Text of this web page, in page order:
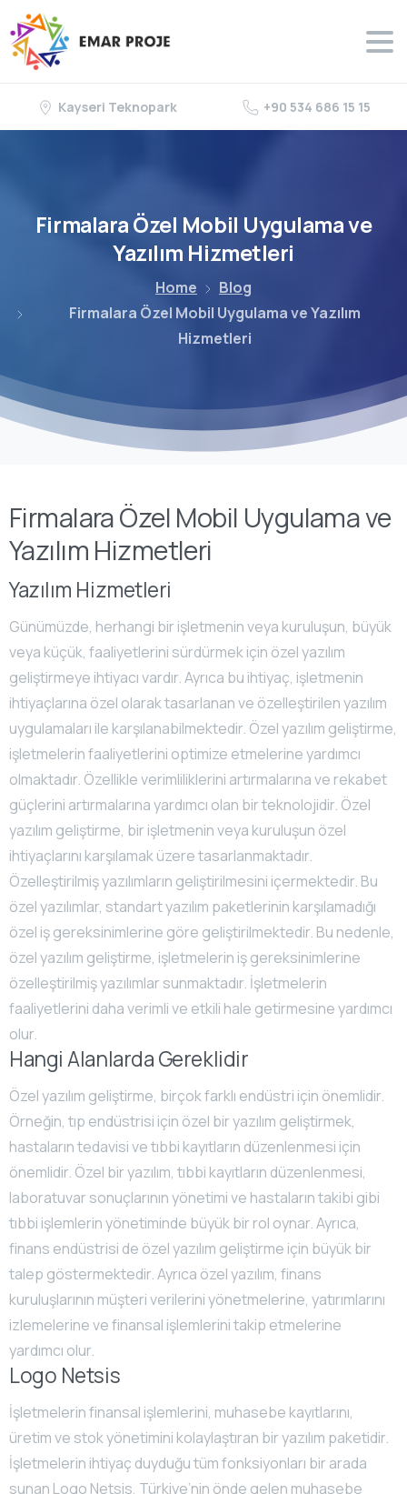
Kayseri Teknopark +90 534 686 15 15
FirmalaraÖzel Mobil Uygulamave
Yazılım Hizmetleri
Home
Blog
Firmalara Özel Mobil Uygulama ve Yazılım
Hizmetleri
Firmalara Özel Mobil Uygulama ve
Yazılım Hizmetleri
Yazılım Hizmetleri
Günümüzde, herhangi bir işletmenin veya kuruluşun, büyük
veya küçük, faaliyetlerini sürdürmek için özel yazılım
geliştirmeye ihtiyacı vardır. Ayrıca bu ihtiyaç, işletmenin
ihtiyaçlarına özel olarak tasarlanan ve özelleştirilen yazılım
uygulamaları ile karşılanabilmektedir. Özel yazılım geliştirme,
işletmelerin faaliyetlerini optimize etmelerine yardımcı
olmaktadır. Özellikle verimliliklerini artırmalarına ve rekabet
güçlerini artırmalarına yardımcı olan bir teknolojidir. Özel
yazılım geliştirme, bir işletmenin veya kuruluşun özel
ihtiyaçlarını karşılamak üzere tasarlanmaktadır.
Özelleştirilmiş yazılımların geliştirilmesini içermektedir. Bu
özel yazılımlar, standart yazılım paketlerinin karşılamadığı
özel iş gereksinimlerine göre geliştirilmektedir. Bu nedenle,
özel yazılım geliştirme, işletmelerin iş gereksinimlerine
özelleştirilmiş yazılımlar sunmaktadır. İşletmelerin
faaliyetlerini daha verimli ve etkili hale getirmesine yardımcı
olur.
Hangi Alanlarda Gereklidir
Özel yazılım geliştirme, birçok farklı endüstri için önemlidir.
Örneğin, tıp endüstrisi için özel bir yazılım geliştirmek,
hastaların tedavisi ve tıbbi kayıtların düzenlenmesi için
önemlidir. Özel bir yazılım, tıbbi kayıtların düzenlenmesi,
laboratuvar sonuçlarının yönetimi ve hastaların takibi gibi
tıbbi işlemlerin yönetiminde büyük bir rol oynar. Ayrıca,
finans endüstrisi de özel yazılım geliştirme için büyük bir
talep göstermektedir. Ayrıca özel yazılım, finans
kuruluşlarının müşteri verilerini yönetmelerine, yatırımlarını
izlemelerine ve finansal işlemlerini takip etmelerine
yardımcı olur.
Logo Netsis
İşletmelerin finansal işlemlerini, muhasebe kayıtlarını,
üretim ve stok yönetimini kolaylaştıran bir yazılım paketidir.
İşletmelerin ihtiyaç duyduğu tüm fonksiyonları bir arada
sunan Logo Netsis, Türkiye’nin önde gelen muhasebe